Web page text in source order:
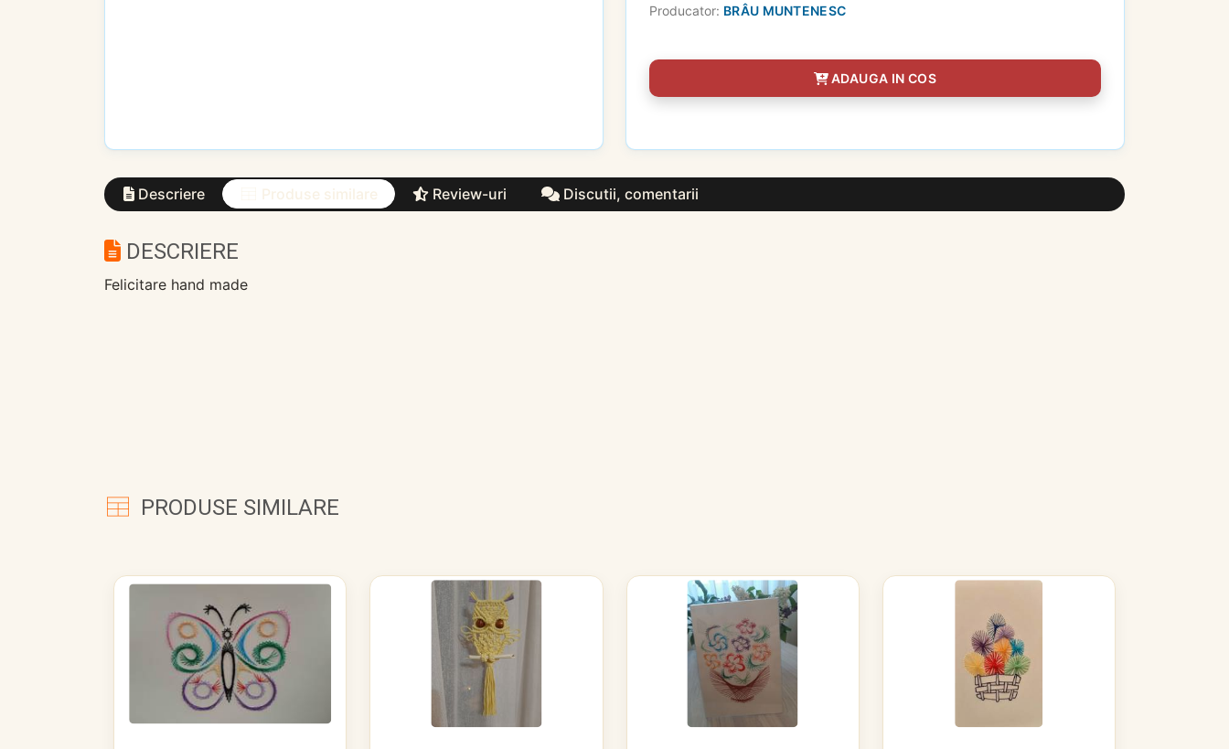
Producator: BRÂU MUNTENESC
ADAUGA IN COS
Descriere Produse similare Review-uri Discutii, comentarii
DESCRIERE
Felicitare hand made
PRODUSE SIMILARE